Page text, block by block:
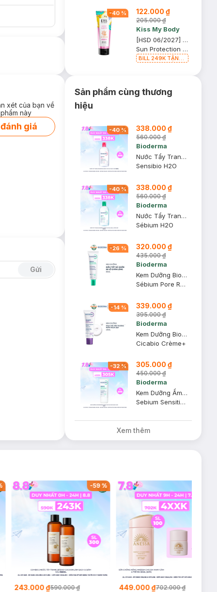
xét của bạn về
này
giá
Gửi
-40 % 122.000 ₫
205.000 ₫
Kiss My Body
[HSD 06/2027] Serum Dưỡng Thể Kiss My Body Chống Nắng Lovely Martini 180g
Sun Protection Perfume Serum SPF50 PA++++
BILL 249K TẶNG
Sản phẩm cùng thương
hiệu
-40% 338.000 ₫
560.000 ₫
Bioderma
Nước Tẩy Trang Bioderma Dành Cho Da Nhạy Cảm 500ml
Sensibio H2O
-40% 338.000 ₫
560.000 ₫
Bioderma
Nước Tẩy Trang Bioderma Dành Cho Da Dầu & Hỗn Hợp 500ml
Sébium H2O
-26 % 320.000 ₫
435.000 ₫
Bioderma
Kem Dưỡng Bioderma Giúp Se Khít Lỗ Chân Lông 30ml
Sébium Pore Refiner
-14 % 339.000 ₫
395.000 ₫
Bioderma
Kem Dưỡng Bioderma Phục Hồi Da Tổn Thương Và Ngừa Sẹo 40ml
Cicabio Crème+
-32% 305.000 ₫
450.000 ₫
Bioderma
Kem Dưỡng Ẩm Bioderma Dành Cho Da Mụn, Nhạy Cảm 30ml
Sebium Sensitive Soothing Anti-Blemish Care
Xem thêm
-59%
243.000 ₫590.000 ₫ 449.000 ₫702.000 ₫